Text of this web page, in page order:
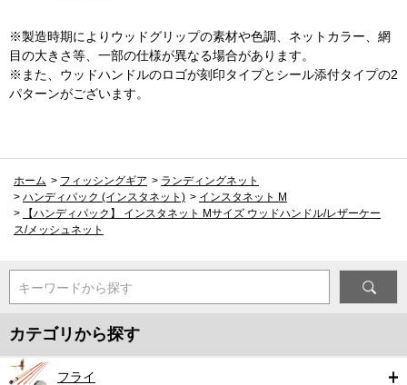
※製造時期によりウッドグリップの素材や色調、ネットカラー、網
目の大きさ等、一部の仕様が異なる場合があります。
※また、ウッドハンドルのロゴが刻印タイプとシール添付タイプの2
パターンがございます。
ホーム > フィッシングギア > ランディングネット
> ハンディパック (インスタネット) > インスタネット M
>
【ハンディパック】 インスタネット Mサイズ ウッドハンドル/レザーケー
ス/メッシュネット
キーワードから探す
カテゴリから探す
フライ